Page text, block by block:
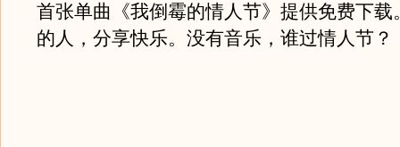
首张单曲《我倒霉的情人节》提供免费下载
的人，分享快乐。没有音乐，谁过情人节？